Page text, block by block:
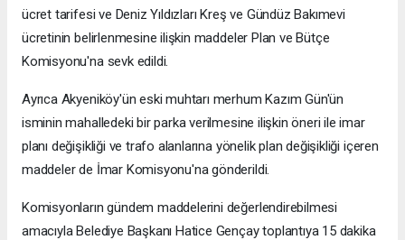
ücret tarifesi ve Deniz Yıldızları Kreş ve Gündüz Bakımevi
ücretinin belirlenmesine ilişkin maddeler Plan ve Bütçe
Komisyonu'na sevk edildi.
Ayrıca Akyeniköy'ün eski muhtarı merhum Kazım Gün'ün
isminin mahalledeki bir parka verilmesine ilişkin öneri ile imar
planı değişikliği ve trafo alanlarına yönelik plan değişikliği içeren
maddeler de İmar Komisyonu'na gönderildi.
Komisyonların gündem maddelerini değerlendirebilmesi
amacıyla Belediye Başkanı Hatice Gençay toplantıya 15 dakika